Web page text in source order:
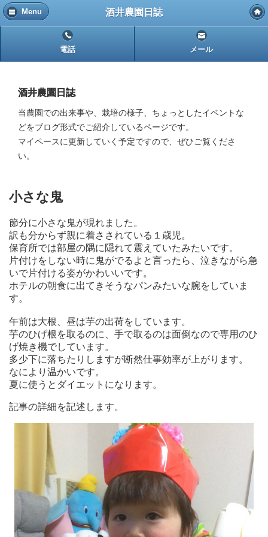
Menu 酒井農園日誌
電話 メール
酒井農園日誌
当農園での出来事や、栽培の様子、ちょっとしたイベントな
どをブログ形式でご紹介しているページです。
マイペースに更新していく予定ですので、ぜひご覧くださ
い。
小さな鬼
節分に小さな鬼が現れました。
訳も分からず親に着さされている１歳児。
保育所では部屋の隅に隠れて震えていたみたいです。
片付けをしない時に鬼がでるよと言ったら、泣きながら急
いで片付ける姿がかわいいです。
ホテルの朝食に出てきそうなパンみたいな腕をしていま
す。
午前は大根、昼は芋の出荷をしています。
芋のひげ根を取るのに、手で取るのは面倒なので専用のひ
げ焼き機でしています。
多少下に落ちたりしますが断然仕事効率が上がります。
なにより温かいです。
夏に使うとダイエットになります。
記事の詳細を記述します。